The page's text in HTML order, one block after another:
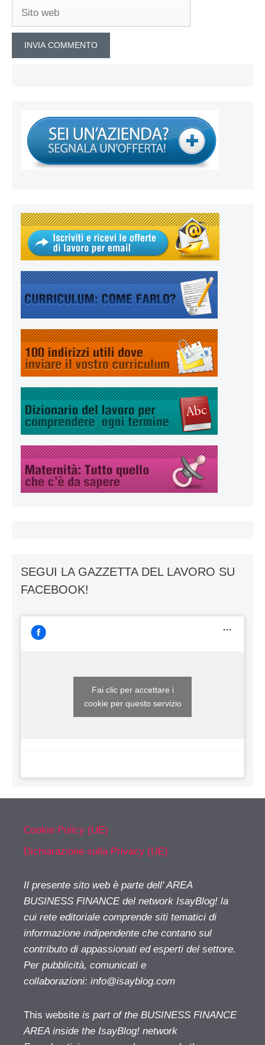
Sito
SEGUI LA GAZZETTA DEL LAVORO SU
FACEBOOK!
Fai clic per accettare i
cookie per questo servizio
Cookie Policy (UE)
Dichiarazione sulla Privacy (UE)
Il presente sito web è parte dell' AREA
BUSINESS FINANCE del network IsayBlog! la
cui rete editoriale comprende siti tematici di
informazione indipendente che contano sul
contributo di appassionati ed esperti del settore.
Per pubblicità, comunicati e
collaborazioni: info@isayblog.com
This website is part of the BUSINESS FINANCE
AREA inside the IsayBlog! network